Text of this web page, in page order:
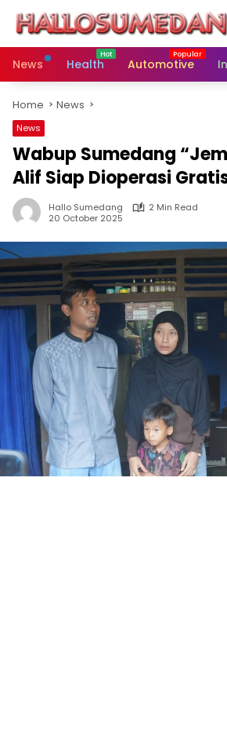
content
News
Health Automotive
Home News
News
Wabup Sumedang
Alif Siap Dioperasi
Hallo Sumedang
2 Min Read
20 October 2025